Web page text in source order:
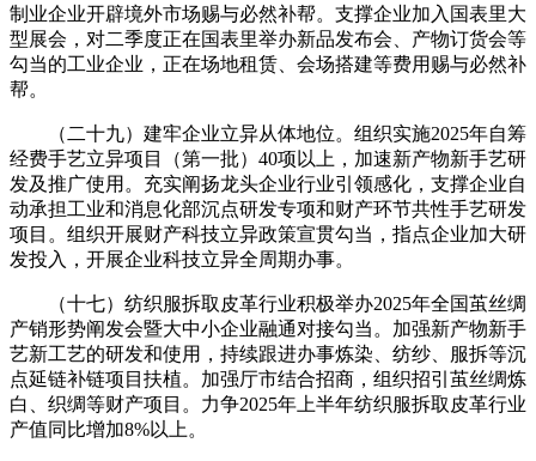
制业企业开辟境外市场赐与必然补帮。支撑企业加入国表里大
型展会，对二季度正在国表里举办新品发布会、产物订货会等
勾当的工业企业，正在场地租赁、会场搭建等费用赐与必然补
帮。
（二十九）建牢企业立异从体地位。组织实施2025年自筹
经费手艺立异项目（第一批）40项以上，加速新产物新手艺研
发及推广使用。充实阐扬龙头企业行业引领感化，支撑企业自
动承担工业和消息化部沉点研发专项和财产环节共性手艺研发
项目。组织开展财产科技立异政策宣贯勾当，指点企业加大研
发投入，开展企业科技立异全周期办事。
（十七）纺织服拆取皮革行业积极举办2025年全国茧丝绸
产销形势阐发会暨大中小企业融通对接勾当。加强新产物新手
艺新工艺的研发和使用，持续跟进办事炼染、纺纱、服拆等沉
点延链补链项目扶植。加强厅市结合招商，组织招引茧丝绸炼
白、织绸等财产项目。力争2025年上半年纺织服拆取皮革行业
产值同比增加8%以上。